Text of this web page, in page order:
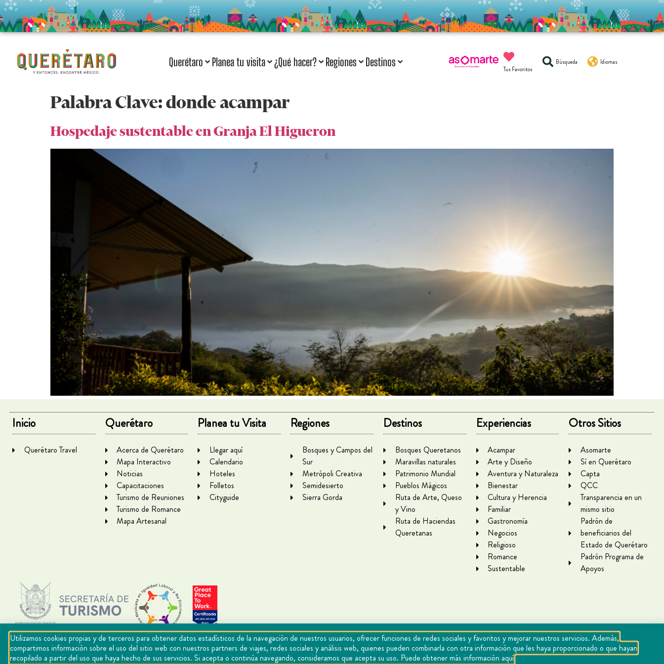
Querétaro Planea tu visita ¿Qué hacer? Regiones Destinos
Tus Favoritos
Búsqueda Idiomas
Palabra Clave:donde acampar
Hospedaje sustentable en Granja El Higueron
Inicio
Querétaro Travel
Querétaro
Acerca de Querétaro
Mapa Interactivo
Noticias
Capacitaciones
Turismo de Reuniones
Turismo de Romance
Mapa Artesanal
Planea tu Visita
Llegar aquí
Calendario
Hoteles
Folletos
Cityguide
Regiones
Bosques y Campos del
Sur
Metrópoli Creativa
Semidesierto
Sierra Gorda
Destinos
Bosques Queretanos
Maravillas naturales
Patrimonio Mundial
Pueblos Mágicos
Ruta de Arte, Queso
y Vino
Ruta de Haciendas
Queretanas
Experiencias
Acampar
Arte y Diseño
Aventura y Naturaleza
Bienestar
Cultura y Herencia
Familiar
Gastronomía
Negocios
Religioso
Romance
Sustentable
Otros Sitios
Asomarte
Sí en Querétaro
Capta
QCC
Transparencia en un
mismo sitio
Padrón de
beneficiarios del
Estado de Querétaro
Padrón Programa de
Apoyos
Utilizamos cookies propias y de terceros para obtener datos estadísticos de la navegación de nuestros usuarios, ofrecer funciones de redes sociales y favoritos y mejorar nuestros servicios. Además,
compartimos información sobre el uso del sitio web con nuestros partners de viajes, redes sociales y análisis web, quienes pueden combinarla con otra información que les haya proporcionado o que hayan
recopilado a partir del uso que haya hecho de sus servicios. Si acepta o continúa navegando, consideramos que acepta su uso. Puede obtener más información aquí